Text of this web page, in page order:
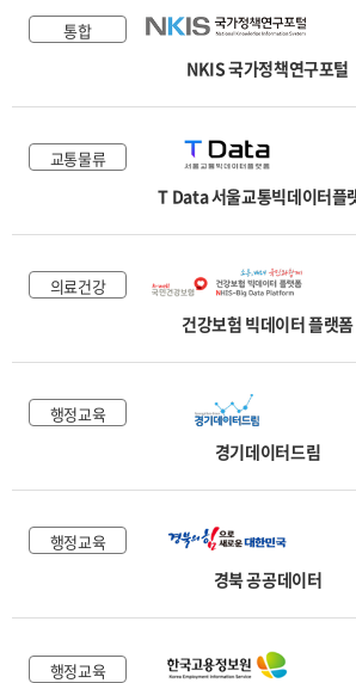
통합
NKIS 국가정책연구포털
교통물류
T Data 서울교통빅데이터플
의료건강
건강보험 빅데이터 플랫폼
행정교육
경기데이터드림
행정교육
경북 공공데이터
행정교육